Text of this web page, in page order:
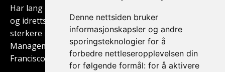
Denne nettsiden bruker
informasjonskapsler og andre
sporingsteknologier for å
forbedre nettleseropplevelsen din
for følgende formål: for å aktivere
Har lang erfaring med å hjelpe organisasjoner, ledere
og idrettsutøvere med å lage gode vaner, og bygge et
sterkere mindset. Han har en Master of Science i HR
Management ved Golden Gate University i San
Francisco, og har også erfaring fra Forsvaret.